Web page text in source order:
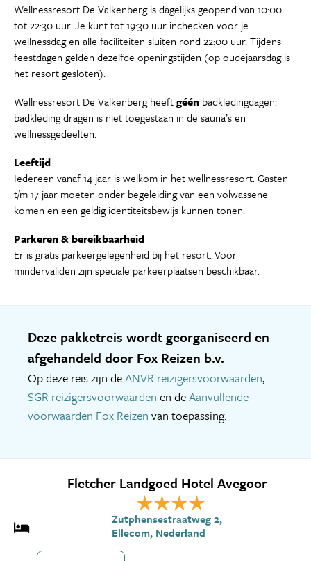
Wellnessresort De Valkenberg is dagelijks geopend van 10:00
tot 22:30 uur. Je kunt tot 19:30 uur inchecken voor je
wellnessdag en alle faciliteiten sluiten rond 22:00 uur. Tijdens
feestdagen gelden dezelfde openingstijden (op oudejaarsdag is
het resort gesloten).
Wellnessresort De Valkenberg heeftgéén badkledingdagen:
badkleding dragen is niet toegestaan in de sauna’s en
wellnessgedeelten.
Leeftijd
Iedereen vanaf 14 jaar is welkom in het wellnessresort. Gasten
t/m 17 jaar moeten onder begeleiding van een volwassene
komen en een geldig identiteitsbewijs kunnen tonen.
Parkeren & bereikbaarheid
Er is gratis parkeergelegenheid bij het resort. Voor
mindervaliden zijn speciale parkeerplaatsen beschikbaar.
Deze pakketreis wordt georganiseerd en
afgehandeld door Fox Reizen b.v.
Op deze reis zijn deANVR reizigersvoorwaarden,
SGR reizigersvoorwaarden en deAanvullende
voorwaarden Fox Reizen van toepassing.
Fletcher Landgoed Hotel Avegoor
Zutphensestraatweg 2,
Ellecom, Nederland